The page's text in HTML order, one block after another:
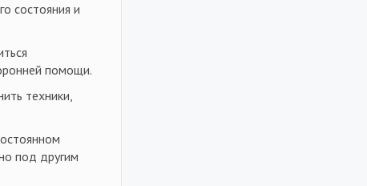
состояния и
помощи.
техники,
под другим